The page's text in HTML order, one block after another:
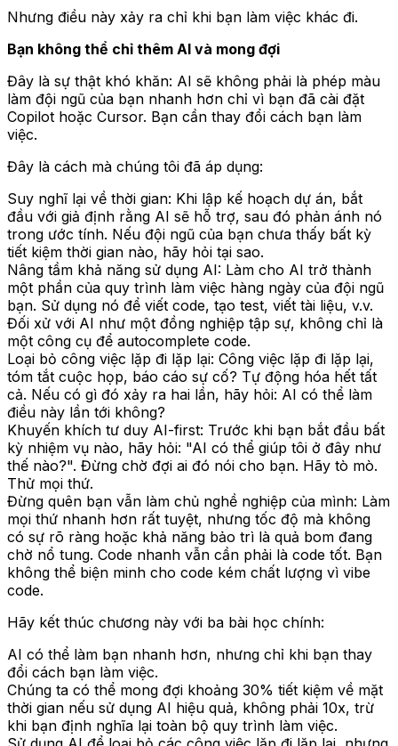
Nhưng điều này xảy ra chỉ khi bạn làm việc khác đi.
Bạn không thể chỉ thêm AI và mong đợi
Đây là sự thật khó khăn: AI sẽ không phải là phép màu
làm đội ngũ của bạn nhanh hơn chỉ vì bạn đã cài đặt
Copilot hoặc Cursor. Bạn cần thay đổi cách bạn làm
việc.
Đây là cách mà chúng tôi đã áp dụng:
Suy nghĩ lại về thời gian: Khi lập kế hoạch dự án, bắt
đầu với giả định rằng AI sẽ hỗ trợ, sau đó phản ánh nó
trong ước tính. Nếu đội ngũ của bạn chưa thấy bất kỳ
tiết kiệm thời gian nào, hãy hỏi tại sao.
Nâng tầm khả năng sử dụng AI: Làm cho AI trở thành
một phần của quy trình làm việc hàng ngày của đội ngũ
bạn. Sử dụng nó để viết code, tạo test, viết tài liệu, v.v.
Đối xử với AI như một đồng nghiệp tập sự, không chỉ là
một công cụ để autocomplete code.
Loại bỏ công việc lặp đi lặp lại: Công việc lặp đi lặp lại,
tóm tắt cuộc họp, báo cáo sự cố? Tự động hóa hết tất
cả. Nếu có gì đó xảy ra hai lần, hãy hỏi: AI có thể làm
điều này lần tới không?
Khuyến khích tư duy AI-first: Trước khi bạn bắt đầu bất
kỳ nhiệm vụ nào, hãy hỏi: "AI có thể giúp tôi ở đây như
thế nào?". Đừng chờ đợi ai đó nói cho bạn. Hãy tò mò.
Thử mọi thứ.
Đừng quên bạn vẫn làm chủ nghề nghiệp của mình: Làm
mọi thứ nhanh hơn rất tuyệt, nhưng tốc độ mà không
có sự rõ ràng hoặc khả năng bảo trì là quả bom đang
chờ nổ tung. Code nhanh vẫn cần phải là code tốt. Bạn
không thể biện minh cho code kém chất lượng vì vibe
code.
Hãy kết thúc chương này với ba bài học chính:
AI có thể làm bạn nhanh hơn, nhưng chỉ khi bạn thay
đổi cách bạn làm việc.
Chúng ta có thể mong đợi khoảng 30% tiết kiệm về mặt
thời gian nếu sử dụng AI hiệu quả, không phải 10x, trừ
khi bạn định nghĩa lại toàn bộ quy trình làm việc.